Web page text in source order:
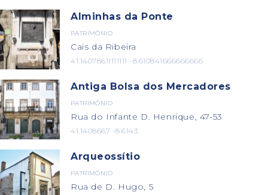
Alminhas da Ponte
PATRIMÓNIO
Cais da Ribeira
41.14078611111111 -8.610841666666666
Antiga Bolsa dos Mercadores
PATRIMÓNIO
Rua do Infante D. Henrique, 47-53
41.1408667 -8.6143
Arqueossítio
PATRIMÓNIO
Rua de D. Hugo, 5